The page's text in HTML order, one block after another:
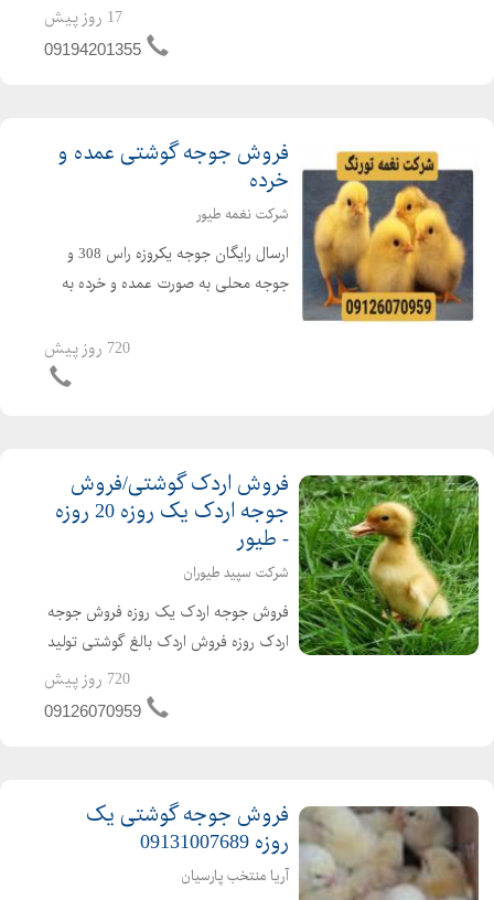
گرم کردن سالن های تولید ، دامداری ها،
مرغداری ها و گلخانه ها می باشد. از جت
17 روز پیش
09194201355
فروش جوجه گوشتی عمده و
خرده
شرکت نغمه طیور
ارسال رایگان جوجه یکروزه راس 308 و
جوجه محلی به صورت عمده و خرده به
کیفیت فروش مرغ بومی یک روزه به
صورت عمده و خرده بهترین قیمت جوجه
720 روز پیش
فروش اردک گوشتی/فروش
جوجه اردک یک روزه 20 روزه
- طیور
شرکت سپید طیوران
فروش جوجه اردک یک روزه فروش جوجه
اردک روزه فروش اردک بالغ گوشتی تولید
کننده ی جوجه اردک از یک روزه تا بالغ
فروش اردک گوشتی عمده ای و خرده ای
720 روز پیش
09126070959
فروش جوجه گوشتی یک
روزه 09131007689
آریا منتخب پارسیان